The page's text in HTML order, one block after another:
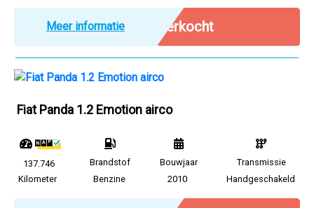
Meer informatie Verkocht
Fiat Panda 1.2 Emotion airco
137.746
Kilometer
Brandstof
Benzine
Bouwjaar
2010
Transmissie
Handgeschakeld